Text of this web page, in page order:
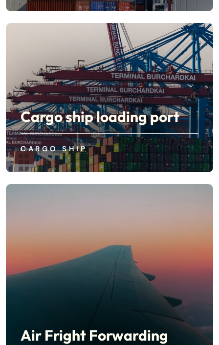
Cargo ship loading port
CARGO SHIP
Air Fright Forwarding